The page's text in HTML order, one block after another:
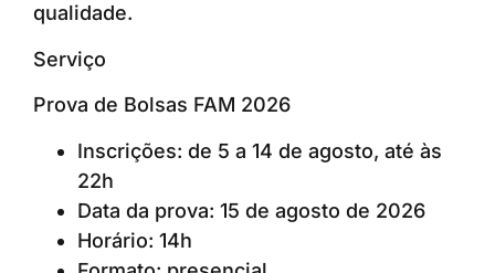
qualidade.
Serviço
Prova de Bolsas FAM 2026
Inscrições: de 5 a 14 de agosto, até às
22h
Data da prova: 15 de agosto de 2026
Horário: 14h